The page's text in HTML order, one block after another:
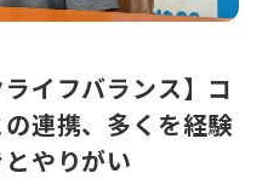
ライフバランス】コ
連携、多くを経験
やりがい